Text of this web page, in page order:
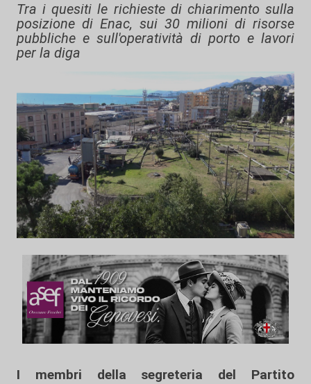
Tra i quesiti le richieste di chiarimento sulla
posizione di Enac, sui 30 milioni di risorse
pubbliche e sull'operatività di porto e lavori
per la diga
I membri della segreteria del Partito